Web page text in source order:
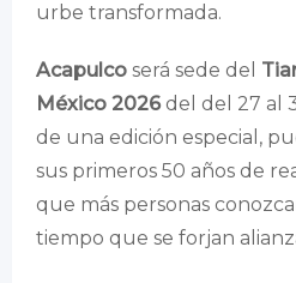
urbe transformada.
Acapulco será sede del
México 2026 del del 27 al
de una edición especial,
sus primeros 50 años de
que más personas
tiempo que se forjan